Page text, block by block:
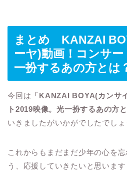
まとめ KANZAI
ーヤ)動画！コンサ
一扮するあの方とは
今回は 「KANZAI BOYA(カンサ
ト2019映像。光一扮するあの方と
いきましたがいかがでしたでしょ
これからもまだまだ少年の心を
う、応援していきたいと思います